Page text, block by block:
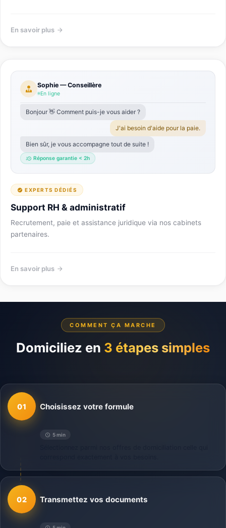
En savoir plus
Sophie — Conseillère
En ligne
Bonjour 👋 Comment puis-je vous aider ?
J'ai besoin d'aide pour la paie.
Bien sûr, je vous accompagne tout de suite !
Réponse garantie < 2h
EXPERTS DÉDIÉS
Support RH & administratif
Recrutement, paie et assistance juridique via nos cabinets
partenaires.
En savoir plus
COMMENT ÇA MARCHE
Domiciliez en 3 étapes simples
01
5 min
Choisissez votre formule
02 Transmettez vos documents